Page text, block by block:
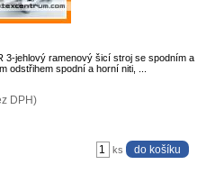
3-jehlový ramenový šicí stroj se spodním a
odstřihem spodní a horní niti, ...
DPH)
ks